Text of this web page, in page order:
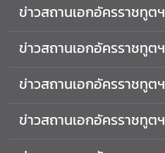
ค
า
สั
พั
ข่าวสถานเอกอัครราชทูตฯ
ข่าวสถานเอกอัครราชทูตฯ
ข่าวสถานเอกอัครราชทูตฯ
ข่าวสถานเอกอัครราชทูตฯ